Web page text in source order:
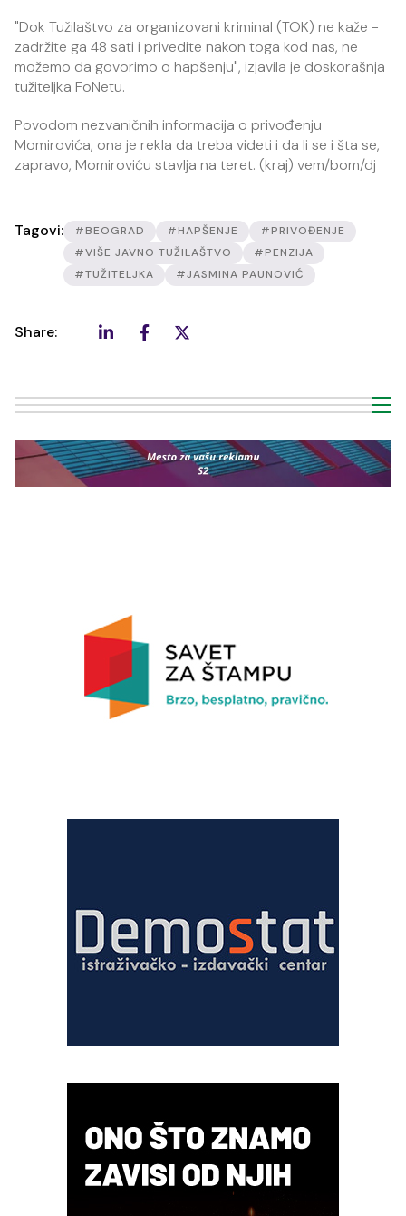
"Dok Tužilaštvo za organizovani kriminal (TOK) ne kaže -
zadržite ga 48 sati i privedite nakon toga kod nas, ne
možemo da govorimo o hapšenju", izjavila je doskorašnja
tužiteljka FoNetu.
Povodom nezvaničnih informacija o privođenju
Momirovića, ona je rekla da treba videti i da li se i šta se,
zapravo, Momiroviću stavlja na teret. (kraj) vem/bom/dj
Tagovi: #BEOGRAD #HAPŠENJE
#PRIVOĐENJE
#VIŠE JAVNO TUŽILAŠTVO
#PENZIJA
#TUŽITELJKA
#JASMINA PAUNOVIĆ
Share: